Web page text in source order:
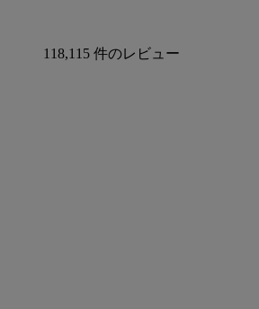
118,115 件のレビュー